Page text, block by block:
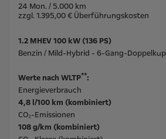
24 Mon. / 5.000 km
zzgl. 1.395,00 € Überführungskosten
1.2 MHEV 100 kW (136 PS)
Benzin / Mild-Hybrid - 6-Gang-
Werte nach WLTP**:
Energieverbrauch
4,8 l/100 km (kombiniert)
CO₂-Emissionen
108 g/km (kombiniert)